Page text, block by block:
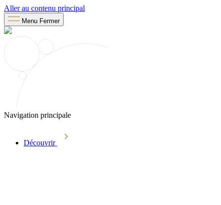
Aller au contenu principal
Menu Fermer
Navigation principale
Découvrir